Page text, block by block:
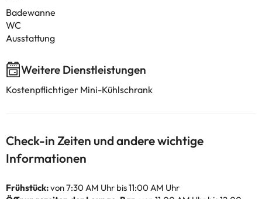
Badewanne
WC
Ausstattung
Weitere Dienstleistungen
Kostenpflichtiger Mini-Kühlschrank
Check-in Zeiten und andere wichtige
Informationen
Frühstück:von 7:30 AM Uhr bis 11:00 AM Uhr